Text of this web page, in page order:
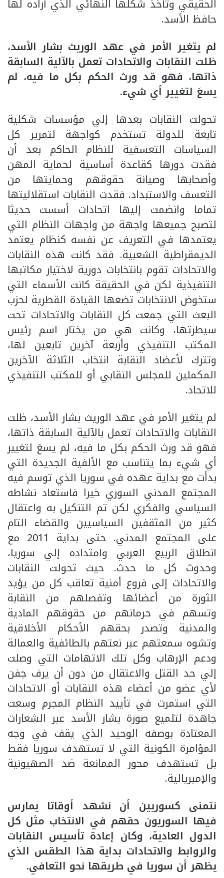
الحقيقي وتأخذ شكلها النهائي الذي أراده لها
حافظ الأسد.
لم يتغير الأمر في عهد الوريث بشار الأسد،
ظلت النقابات والاتحادات تعمل بالآلية السابقة
ذاتها، فهو قد ورث الحكم بكل ما فيه، لم
يسعَ لتغيير أي شيء.
تحولت النقابات بعدها إلي مؤسسات شكلية
تابعة للدولة تستخدم كواجهة لتمرير كل
السياسات التعسفية للنظام الحاكم بعد أن
فقدت دورها كقاعدة أساسية لحماية المهن
وأصحابها وصيانة حقوقهم وحمايتها من
التعسف والاستبداد. فقدت النقابات استقلاليتها
تماما وانضمت إليها اتحادات أسست حديثا
لتصبح جميعها واجهة من واجهات النظام التي
يعتمدها في التعريف عن نفسه كنظام يعتمد
الديمقراطية الشعبية. فقد كانت هذه النقابات
والاتحادات تقوم بانتخابات دورية لاختيار مكاتبها
التنفيذية لكن في الحقيقة كانت الأسماء التي
ستخوض الانتخابات تضعها القيادة القطرية لحزب
البعث التي جمعت كل النقابات والاتحادات تحت
سيطرتها، وكانت هي من يختار اسم رئيس
المكتب التنفيذي وأربعة آخرين تابعين لها،
وتترك لأعضاد النقابة انتخاب الثلاثة الآخرين
المكملين للمجلس النقابي أو للمكتب التنفيذي
للاتحاد.
لم يتغير الأمر في عهد الوريث بشار الأسد، ظلت
النقابات والاتحادات تعمل بالآلية السابقة ذاتها،
فهو قد ورث الحكم بكل ما فيه، لم يسعَ لتغيير
أي شيء بما يتناسب مع الألفية الجديدة التي
بدأت مع بداية عهده في سوريا الذي توسم فيه
المجتمع المدني السوري خيرا فاستعاد نشاطه
السياسي والفكري لكن تم التنكيل به واعتقال
كثير من المثقفين السياسيين والقضاء التام
على المجتمع المدني. حتى بداية 2011 مع
انطلاق الربيع العربي وامتداده إلي سوريا،
وحدوث كل ما حدث. حيث تحولت النقابات
والاتحادات إلى فروع أمنية تعاقب كل من يؤيد
الثورة من أعضائها وتفصلهم من النقابة
وتسهم في حرمانهم من حقوقهم المادية
والمدنية وتصدر بحقهم الأحكام الأخلاقية
وتشوه سمعتهم عبر نعتهم بالطائفية والعمالة
ودعم الإرهاب وكل تلك الاتهامات التي وصلت
إلي حد القتل والاعتقال من دون أن يرف جفن
لأي عضو من أعضاء هذه النقابات أو الاتحادات
التي استمرت في تأييد النظام المجرم وسعت
جاهدة لتلميع صورة بشار الأسد عبر الشعارات
المعتادة بوصفه الوحيد الذي يقف في وجه
المؤامرة الكونية التي لا تستهدف سوريا فقط
بل تستهدف محور الممانعة ضد الصهيونية
والإمبريالية.
نتمنى كسوريين أن نشهد أوقاتا يمارس
فيها السوريون حقهم في الانتخاب مثل كل
الدول العادية، وكان إعادة تأسيس النقابات
والروابط والاتحادات بداية هذا الطقس الذي
يظهر أن سوريا في طريقها نحو التعافي.